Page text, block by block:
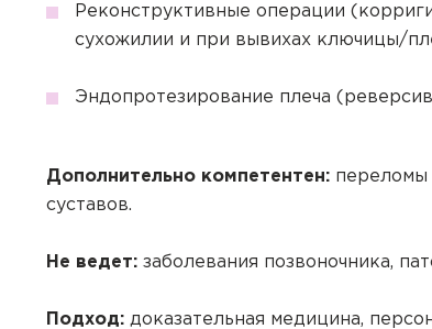
Реконструктивные операции
сухожилии и при вывихах ключицы/
Эндопротезирование плеча
Дополнительно компетентен: переломы
суставов.
Не ведет: заболевания позвоночника,
Подход: доказательная медицина,